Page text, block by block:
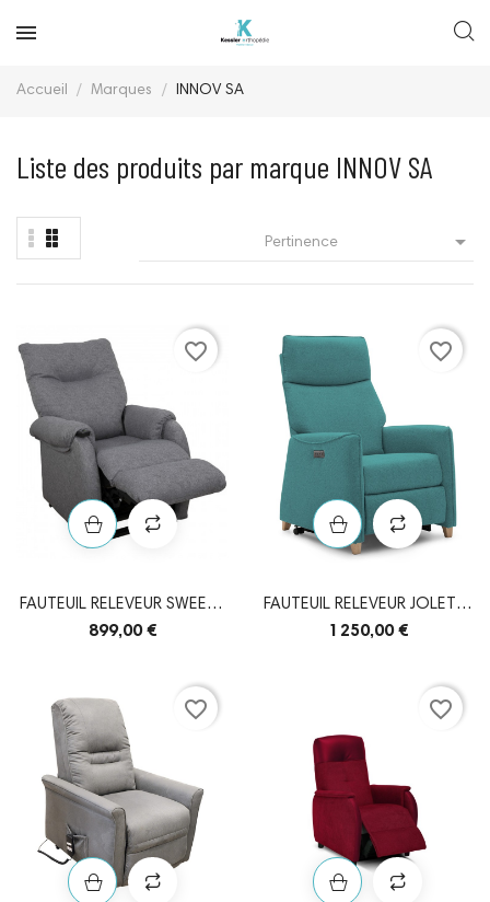
Accueil Marques INNOV SA
Liste des produits par marque INNOV SA
Pertinence 
FAUTEUIL RELEVEUR SWEETY
2 MOTEURS
899,00 €
favorite_border
FAUTEUIL RELEVEUR JOLETI 2
MOTEURS
1 250,00 €
favorite_border
favorite_border favorite_border